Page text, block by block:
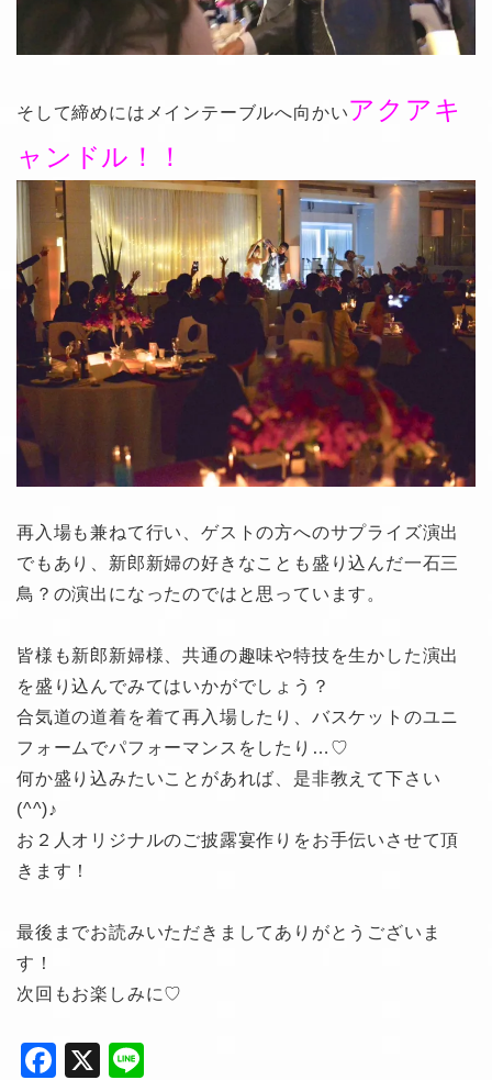
そして締めにはメインテーブルへ向かいアクアキ
ャンドル！！
再入場も兼ねて行い、ゲストの方へのサプライズ演出
でもあり、新郎新婦の好きなことも盛り込んだ一石三
鳥？の演出になったのではと思っています。
皆様も新郎新婦様、共通の趣味や特技を生かした演出
を盛り込んでみてはいかがでしょう？
合気道の道着を着て再入場したり、バスケットのユニ
フォームでパフォーマンスをしたり…♡
何か盛り込みたいことがあれば、是非教えて下さい
(^^)♪
お２人オリジナルのご披露宴作りをお手伝いさせて頂
きます！
最後までお読みいただきましてありがとうございま
す！
次回もお楽しみに♡
F
X